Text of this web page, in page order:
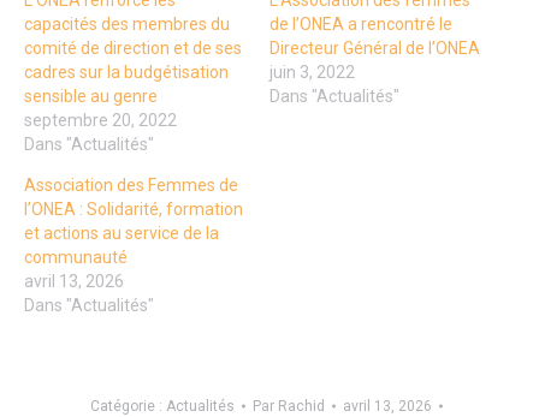
capacités des membres du
comité de direction et de ses
cadres sur la budgétisation
sensible au genre
septembre 20, 2022
Dans "Actualités"
de l’ONEA a rencontré le
Directeur Général de l’ONEA
juin 3, 2022
Dans "Actualités"
Association des Femmes de
l’ONEA : Solidarité, formation
et actions au service de la
communauté
avril 13, 2026
Dans "Actualités"
Catégorie : Actualités Par Rachid
avril 13, 2026